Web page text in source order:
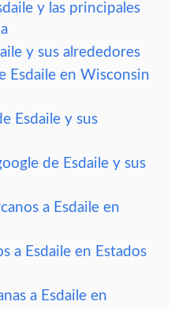
y las principales
y sus alrededores
Esdaile en Wisconsin
Esdaile y sus
de Esdaile y sus
a Esdaile en
a Esdaile en Estados
a Esdaile en